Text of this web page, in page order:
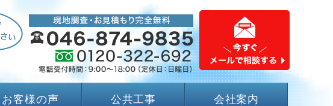
お客様の声 公共工事 会社案内